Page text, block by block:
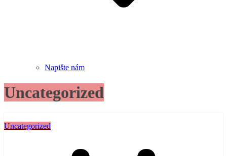
Napište nám
Uncategorized
Uncategorized